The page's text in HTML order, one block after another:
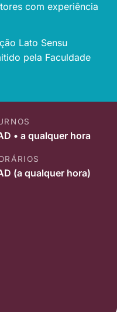
com experiência
Lato Sensu
pela Faculdade
• a qualquer hora
(a qualquer hora)